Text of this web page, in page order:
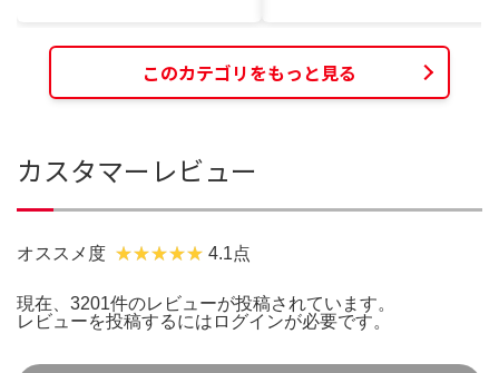
このカテゴリをもっと見る
カスタマーレビュー
オススメ度 4.1点
現在、3201件のレビューが投稿されています。
レビューを投稿するには ログインが必要です。